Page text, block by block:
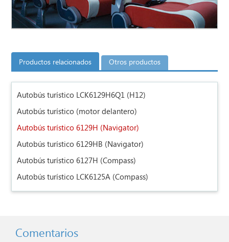
Productos relacionados Otros productos
Autobús turístico LCK6129H6Q1 (H12)
Autobús turístico (motor delantero)
Autobús turístico 6129H (Navigator)
Autobús turístico 6129HB (Navigator)
Autobús turístico 6127H (Compass)
Autobús turístico LCK6125A (Compass)
Comentarios